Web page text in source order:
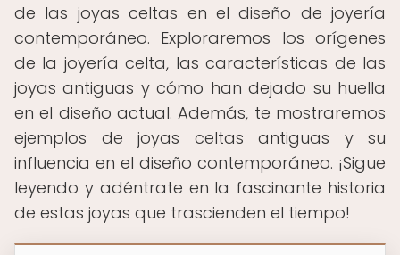
de las joyas celtas en el diseño de joyería
contemporáneo. Exploraremos los orígenes
de la joyería celta, las características de las
joyas antiguas y cómo han dejado su huella
en el diseño actual. Además, te mostraremos
ejemplos de joyas celtas antiguas y su
influencia en el diseño contemporáneo. ¡Sigue
leyendo y adéntrate en la fascinante historia
de estas joyas que trascienden el tiempo!